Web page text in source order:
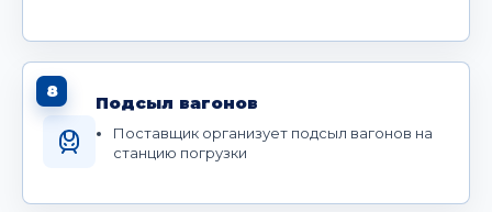
8
Подсыл вагонов
Поставщик организует подсыл вагонов на
станцию погрузки